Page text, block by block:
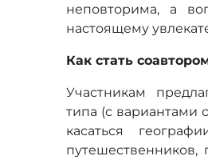
неповторима, а
настоящему
Как стать
Участникам
типа (с вариантами
касаться
путешественников,